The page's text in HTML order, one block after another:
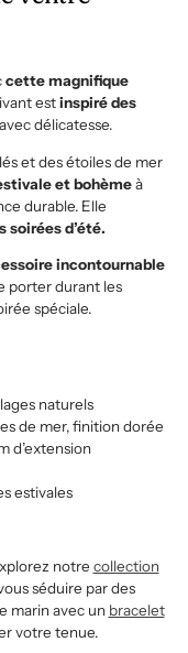
cette magnifique
estinspiré des
délicatesse.
et des étoiles de mer
et bohèmeà
durable. Elle
soirées d’été.
incontournable
porter durant les
spéciale.
naturels
de mer, finition dorée
d’extension
estivales
notre collection
séduire par des
marin avec un bracelet
votre tenue.